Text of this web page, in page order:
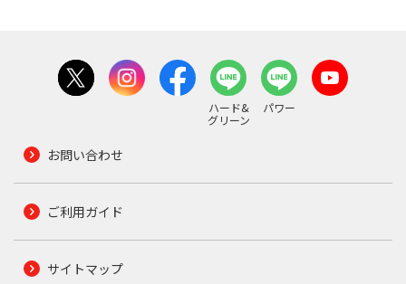
ハード&
グリーン
パワー
お問い合わせ
ご利用ガイド
サイトマップ